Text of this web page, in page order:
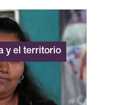
y el territorio